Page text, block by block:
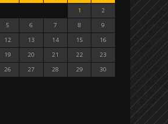
1
2
5 6 7 8
9
12 13 14 15
16
19 20 21 22
23
26 27 28 29
30